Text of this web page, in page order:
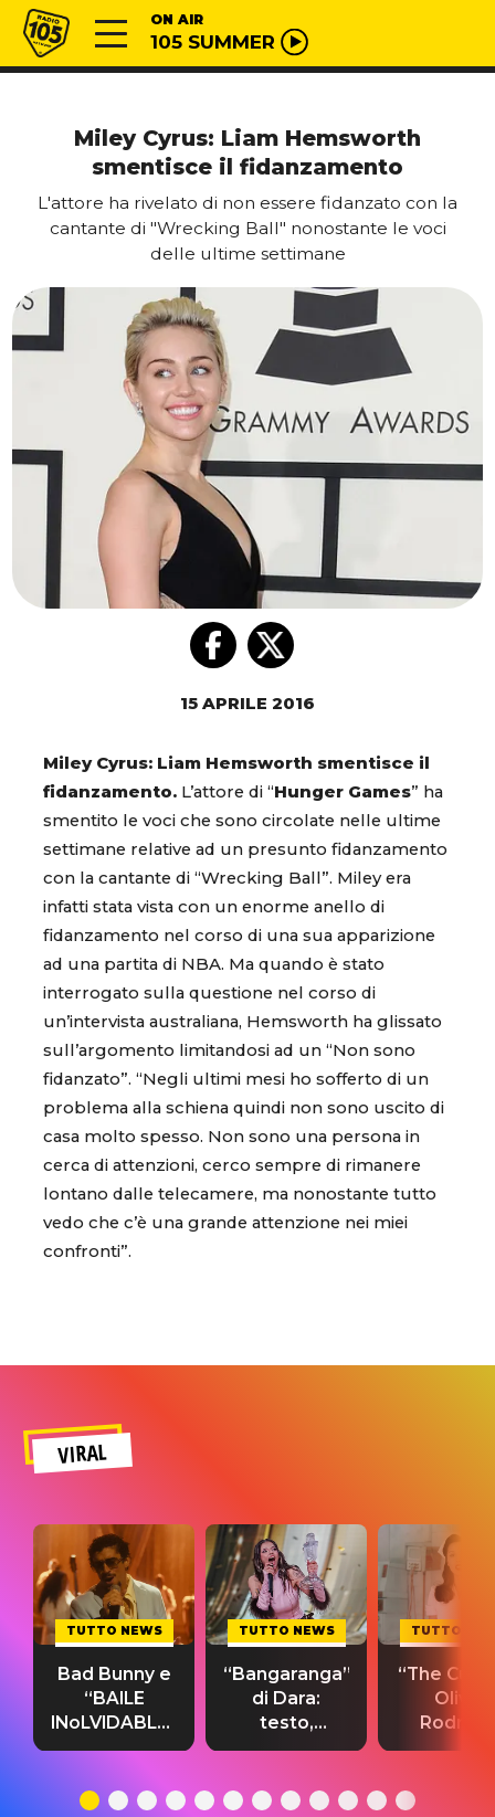
Vai al contenuto
Radio 105 ON AIR
105 SUMMER
Miley Cyrus: Liam Hemsworth
smentisce il fidanzamento
L'attore ha rivelato di non essere fidanzato con la
cantante di "Wrecking Ball" nonostante le voci
delle ultime settimane
15 APRILE 2016
Miley Cyrus: Liam Hemsworth smentisce il
fidanzamento. L’attore di “Hunger Games” ha
smentito le voci che sono circolate nelle ultime
settimane relative ad un presunto fidanzamento
con la cantante di “Wrecking Ball”. Miley era
infatti stata vista con un enorme anello di
fidanzamento nel corso di una sua apparizione
ad una partita di NBA. Ma quando è stato
interrogato sulla questione nel corso di
un’intervista australiana, Hemsworth ha glissato
sull’argomento limitandosi ad un “Non sono
fidanzato”. “Negli ultimi mesi ho sofferto di un
problema alla schiena quindi non sono uscito di
casa molto spesso. Non sono una persona in
cerca di attenzioni, cerco sempre di rimanere
lontano dalle telecamere, ma nonostante tutto
vedo che c’è una grande attenzione nei miei
confronti”.
VIRAL
TUTTO NEWS
Bad Bunny e
“BAILE
INoLVIDABLE”:
testo,
significato
TUTTO NEWS
“Bangaranga”
di Dara:
testo,
traduzione e
del singolo
TUTTO
“The
Olivia
testo,